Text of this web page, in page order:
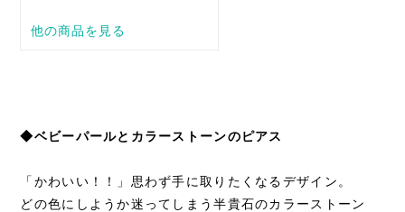
◆ベビーパールとカラーストーンのピアス
「かわいい！！」思わず手に取りたくなるデザイン。
どの色にしようか迷ってしまう半貴石のカラーストーン